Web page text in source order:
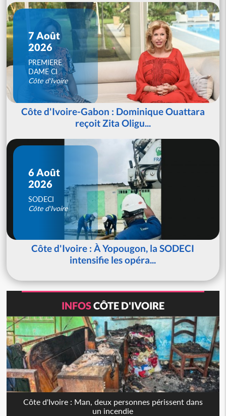
7 Août
2026
PREMIERE
DAME CI
Côte d'Ivoire
Côte d'Ivoire-Gabon : Dominique Ouattara
reçoit Zita Oligu...
6 Août
2026
SODECI
Côte d'Ivoire
Côte d'Ivoire : À Yopougon, la SODECI
intensifie les opéra...
INFOSCÔTE D'IVOIRE
Côte d'Ivoire : Man, deux personnes périssent dans
un incendie